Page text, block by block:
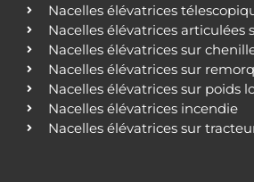
Nacelles élévatrices
Nacelles élévatrices articulées
Nacelles élévatrices sur
Nacelles élévatrices sur
Nacelles élévatrices sur poids
Nacelles élévatrices incendie
Nacelles élévatrices sur